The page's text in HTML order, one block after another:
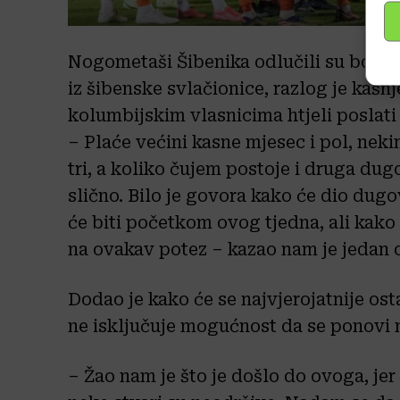
Nogometaši Šibenika odlučili su
iz šibenske svlačionice, razlog je
kolumbijskim vlasnicima htjeli
– Plaće većini kasne mjesec i pol,
tri, a koliko čujem postoje i druga
slično. Bilo je govora kako će dio
će biti početkom ovog tjedna, ali
na ovakav potez – kazao nam je jedan
Dodao je kako će se najvjerojatnije
ne isključuje mogućnost da se ponovi
– Žao nam je što je došlo do ovoga,